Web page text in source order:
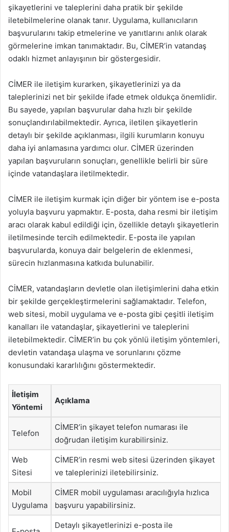
şikayetlerini ve taleplerini daha pratik bir şekilde
iletebilmelerine olanak tanır. Uygulama, kullanıcıların
başvurularını takip etmelerine ve yanıtlarını anlık olarak
görmelerine imkan tanımaktadır. Bu, CİMER’in vatandaş
odaklı hizmet anlayışının bir göstergesidir.
CİMER ile iletişim kurarken, şikayetlerinizi ya da
taleplerinizi net bir şekilde ifade etmek oldukça önemlidir.
Bu sayede, yapılan başvurular daha hızlı bir şekilde
sonuçlandırılabilmektedir. Ayrıca, iletilen şikayetlerin
detaylı bir şekilde açıklanması, ilgili kurumların konuyu
daha iyi anlamasına yardımcı olur. CİMER üzerinden
yapılan başvuruların sonuçları, genellikle belirli bir süre
içinde vatandaşlara iletilmektedir.
CİMER ile iletişim kurmak için diğer bir yöntem ise e-posta
yoluyla başvuru yapmaktır. E-posta, daha resmi bir iletişim
aracı olarak kabul edildiği için, özellikle detaylı şikayetlerin
iletilmesinde tercih edilmektedir. E-posta ile yapılan
başvurularda, konuya dair belgelerin de eklenmesi,
sürecin hızlanmasına katkıda bulunabilir.
CİMER, vatandaşların devletle olan iletişimlerini daha etkin
bir şekilde gerçekleştirmelerini sağlamaktadır. Telefon,
web sitesi, mobil uygulama ve e-posta gibi çeşitli iletişim
kanalları ile vatandaşlar, şikayetlerini ve taleplerini
iletebilmektedir. CİMER’in bu çok yönlü iletişim yöntemleri,
devletin vatandaşa ulaşma ve sorunlarını çözme
konusundaki kararlılığını göstermektedir.
İletişim
Yöntemi
Açıklama
Telefon
CİMER’in şikayet telefon numarası ile
doğrudan iletişim kurabilirsiniz.
Web
Sitesi
CİMER’in resmi web sitesi üzerinden şikayet
ve taleplerinizi iletebilirsiniz.
Mobil
Uygulama
CİMER mobil uygulaması aracılığıyla hızlıca
başvuru yapabilirsiniz.
Detaylı şikayetlerinizi e-posta ile